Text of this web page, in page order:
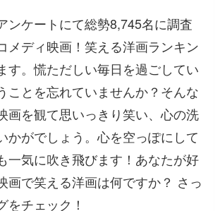
ンケートにて総勢8,745名に調査
メディ映画！笑える洋画ランキン
す。慌ただしい毎日を過ごしてい
ことを忘れていませんか？そんな
画を観て思いっきり笑い、心の洗
かがでしょう。心を空っぽにして
一気に吹き飛びます！あなたが好
画で笑える洋画は何ですか？ さっ
をチェック！